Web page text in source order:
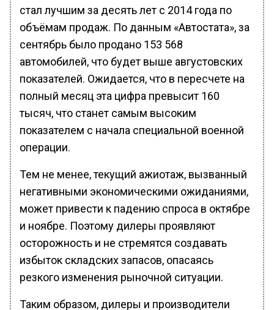
стал лучшим за десять лет с 2014 года по
объёмам продаж. По данным «Автостата», за
сентябрь было продано 153 568
автомобилей, что будет выше августовских
показателей. Ожидается, что в пересчете на
полный месяц эта цифра превысит 160
тысяч, что станет самым высоким
показателем с начала специальной военной
операции.
Тем не менее, текущий ажиотаж, вызванный
негативными экономическими ожиданиями,
может привести к падению спроса в октябре
и ноябре. Поэтому дилеры проявляют
осторожность и не стремятся создавать
избыток складских запасов, опасаясь
резкого изменения рыночной ситуации.
Таким образом, дилеры и производители